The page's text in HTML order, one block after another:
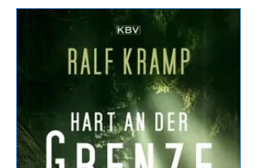
andere Monster entschieden, den
Inhalt findet Ihr im o.a Link daher wie
üblich meine eigene Meinung: Fazit:
Nun, die vorigen Bände haben mir
besser gefallen, dass Dennis früh
sterben musste war ein
Wermutstropfen, war aber irgendwie ne